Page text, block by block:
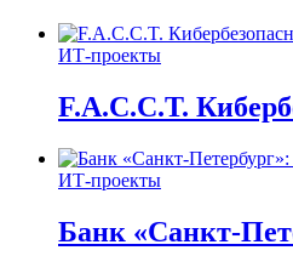
ИТ-проекты
F.A.C.C.T.
ИТ-проекты
Банк «Санкт-